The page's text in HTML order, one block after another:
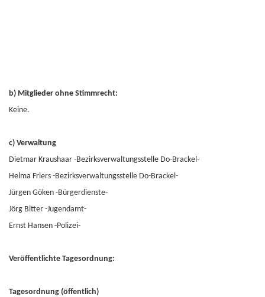
b) Mitglieder ohne Stimmrecht:
Keine.
c) Verwaltung
Dietmar Kraushaar -Bezirksverwaltungsstelle Do-Brackel-
Helma Friers -Bezirksverwaltungsstelle Do-Brackel-
Jürgen Göken -Bürgerdienste-
Jörg Bitter -Jugendamt-
Ernst Hansen -Polizei-
Veröffentlichte Tagesordnung:
Tagesordnung (öffentlich)